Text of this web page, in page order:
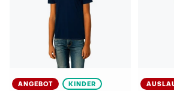
ANGEBOT KINDER